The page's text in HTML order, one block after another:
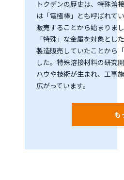
トクデンの歴史は、特殊溶
は「電極棒」とも呼ばれて
販売することから始まりま
「特殊」な金属を対象とし
製造販売していたことから
した。特殊溶接材料の研究
ハウや技術が生まれ、工事
広がっています。
も